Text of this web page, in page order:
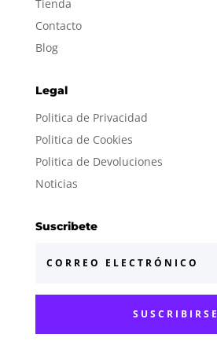
Tienda
Contacto
Blog
Legal
Politica de Privacidad
Politica de Cookies
Politica de Devoluciones
Noticias
Suscribete
SUSCRIBIRSE